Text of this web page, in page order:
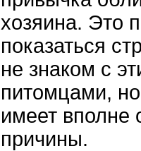
хозяина. Это
показаться
не знаком с
питомцами,
имеет
причины.